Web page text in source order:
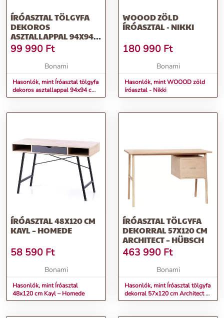
ÍRÓASZTAL TÖLGYFA
DEKOROS
ASZTALLAPPAL 94X94
CM PLAN – TEMAHOME
99 990 Ft
Bonami
Hasonlók, mint Íróasztal tölgyfa
dekoros asztallappal 94x94 cm
Plan – TemaHome
WOOOD ZÖLD
ÍRÓASZTAL - NIKKI
180 990 Ft
Bonami
Hasonlók, mint WOOOD zöld
íróasztal - Nikki
ÍRÓASZTAL 48X120 CM
KAYL – HOMEDE
58 590 Ft
Bonami
Hasonlók, mint Íróasztal
48x120 cm Kayl – Homede
ÍRÓASZTAL TÖLGYFA
DEKORRAL 57X120 CM
ARCHITECT – HÜBSCH
463 990 Ft
Bonami
Hasonlók, mint Íróasztal tölgyfa
dekorral 57x120 cm Architect –
Hübsch